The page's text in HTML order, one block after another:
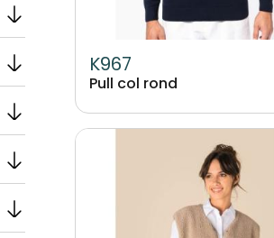
K967
Pull col rond
Image